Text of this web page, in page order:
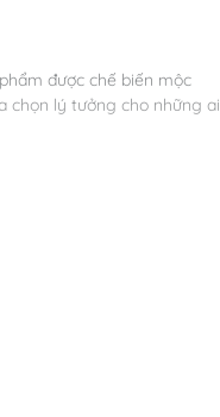
được chế biến mộc
chọn lý tưởng cho những ai